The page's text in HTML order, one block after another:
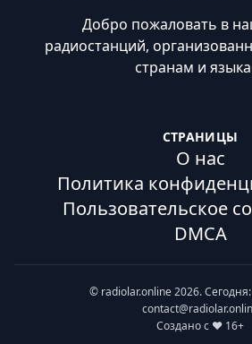
Добро пожаловать в
радиостанций,
странам и
СТРАНИЦЫ
О нас
Политика
Пользовательское
DMCA
© radiolar.online 2026.
Создано с ❤️ 16+